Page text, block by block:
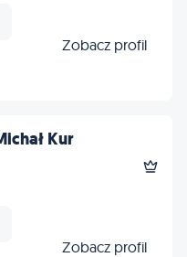
Zobacz profil
Kur
Zobacz profil